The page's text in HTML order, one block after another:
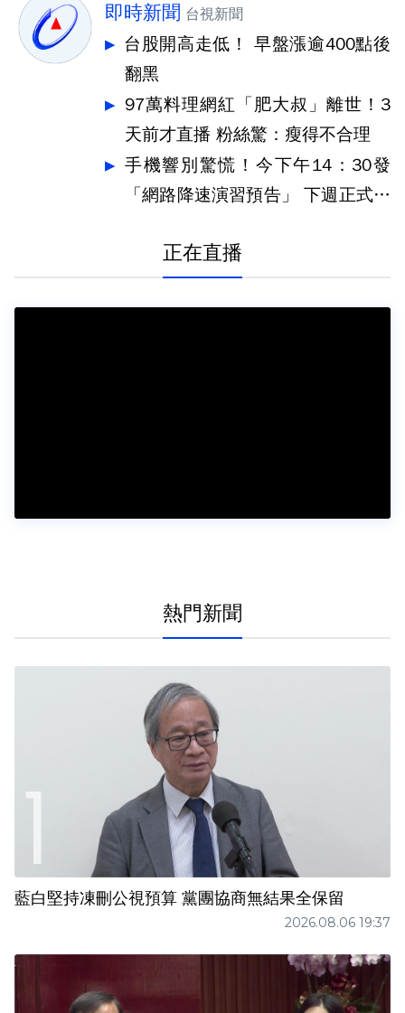
即時新聞 台視新聞
台股開高走低！ 早盤漲逾400點後
翻黑
97萬料理網紅「肥大叔」離世！3
天前才直播 粉絲驚：瘦得不合理
手機響別驚慌！今下午14：30發
「網路降速演習預告」 下週正式登
正在直播
熱門新聞
藍白堅持凍刪公視預算 黨團協商無結果全保留
2026.08.06 19:37